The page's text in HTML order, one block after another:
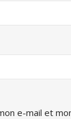
e-mail et